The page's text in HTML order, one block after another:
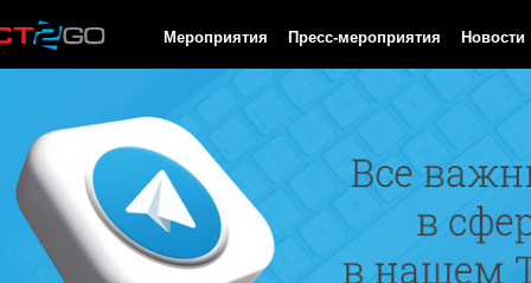
Мероприятия Пресс-мероприятия Новости